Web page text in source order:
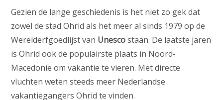
Gezien de lange geschiedenis is het niet zo gek dat
zowel de stad Ohrid als het meer al sinds 1979 op de
Werelderfgoedlijst van Unescostaan. De laatste jaren
is Ohrid ook de populairste plaats in Noord-
Macedonië om vakantie te vieren. Met directe
vluchten weten steeds meer Nederlandse
vakantiegangers Ohrid te vinden.